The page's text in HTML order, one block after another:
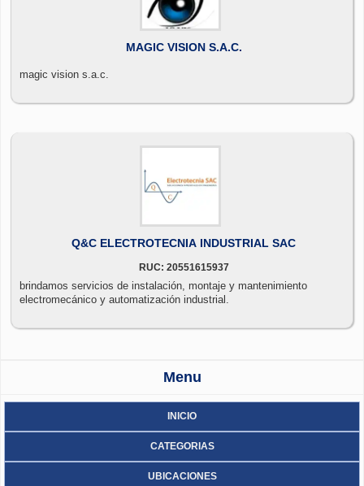
MAGIC VISION S.A.C.
magic vision s.a.c.
Q&C ELECTROTECNIA INDUSTRIAL SAC
RUC: 20551615937
brindamos servicios de instalación, montaje y mantenimiento
electromecánico y automatización industrial.
Menu
INICIO
CATEGORIAS
UBICACIONES